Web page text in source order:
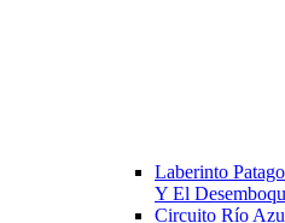
Laberinto
Y El
Circuito Río